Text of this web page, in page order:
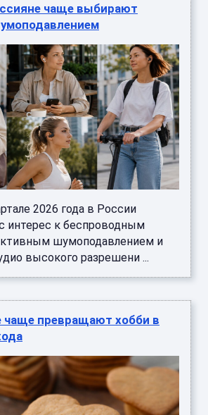
чаще выбирают
2026 года в России
интерес к беспроводным
шумоподавлением и
высокого разрешени ...
чаще превращают хобби в